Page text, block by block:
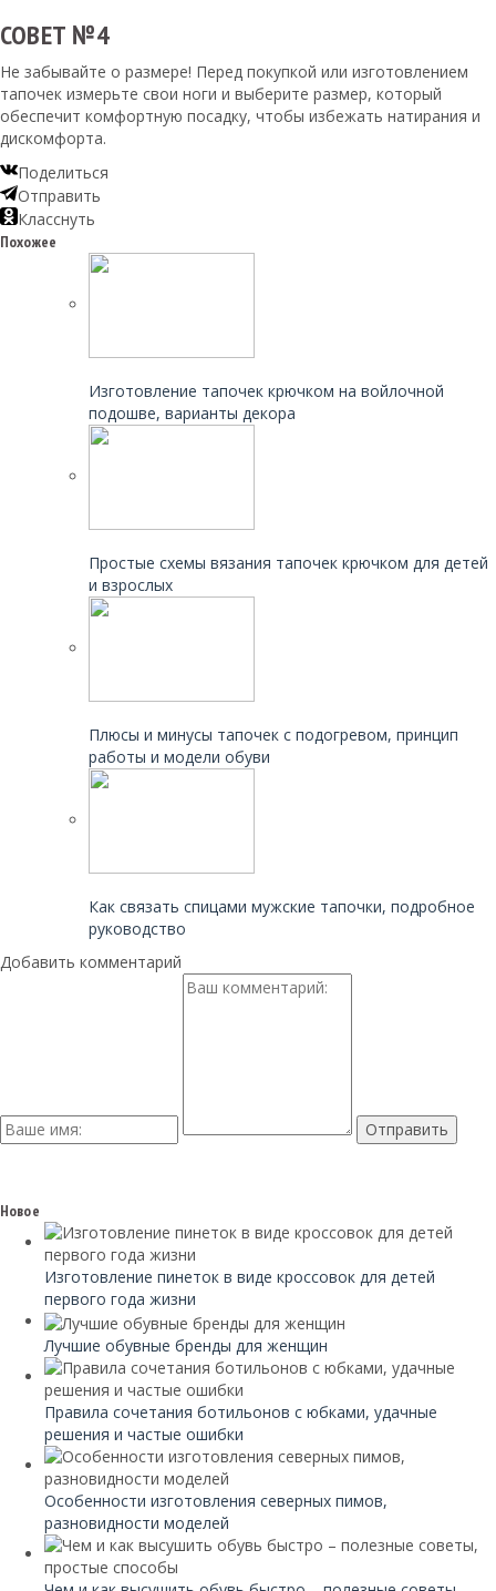
СОВЕТ №4
Не забывайте о размере! Перед покупкой или изготовлением
тапочек измерьте свои ноги и выберите размер, который
обеспечит комфортную посадку, чтобы избежать натирания и
дискомфорта.
Поделиться
Отправить
Класснуть
Похожее
Изготовление тапочек крючком на войлочной
подошве, варианты декора
Простые схемы вязания тапочек крючком для детей
и взрослых
Плюсы и минусы тапочек с подогревом, принцип
работы и модели обуви
Как связать спицами мужские тапочки, подробное
руководство
Добавить комментарий
Новое
Изготовление пинеток в виде кроссовок для детей
первого года жизни
Лучшие обувные бренды для женщин
Правила сочетания ботильонов с юбками, удачные
решения и частые ошибки
Особенности изготовления северных пимов,
разновидности моделей